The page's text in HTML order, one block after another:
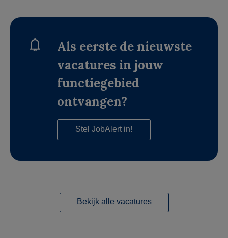
Als eerste de nieuwste
vacatures in jouw
functiegebied
ontvangen?
Stel JobAlert in!
Bekijk alle vacatures